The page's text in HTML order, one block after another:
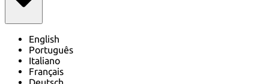
English
Português
Italiano
Français